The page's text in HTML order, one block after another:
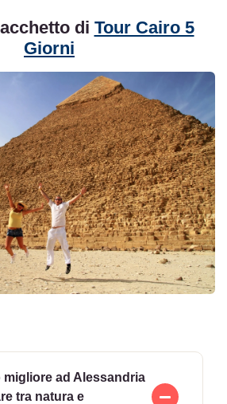
di Tour Cairo 5
Giorni
migliore ad Alessandria
tra natura e